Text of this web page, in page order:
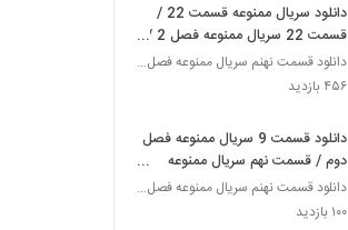
دانلود سریال ممنوعه قسمت 22 /
قسمت 22 سریال ممنوعه فصل 2 /
سیما دانلود
دانلود قسمت نهنم سریال ممنوعه فصل دوم
۴۵۶ بازدید
دانلود قسمت 9 سریال ممنوعه فصل
دوم / قسمت نهم سریال ممنوعه
فصل دوم /سیما دانلود
دانلود قسمت نهنم سریال ممنوعه فصل دوم
۱۰۰ بازدید